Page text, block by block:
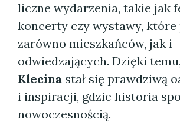
liczne wydarzenia, takie jak
koncerty czy wystawy, które
zarówno mieszkańców, jak i
odwiedzających. Dzięki temu,
Klecina stał się prawdziwą
i inspiracji, gdzie historia
nowoczesnością.